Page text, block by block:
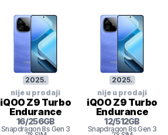
2025.
nije u prodaji
iQOO Z9 Turbo
Endurance
16/256GB
Snapdragon 8s Gen 3
2025.
nije u prodaji
iQOO Z9 Turbo
Endurance
12/512GB
Snapdragon 8s Gen 3